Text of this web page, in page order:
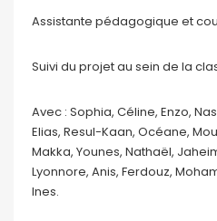
Assistante pédagogique et
Suivi du projet au sein de la
Avec : Sophia, Céline, Enzo,
Elias, Resul-Kaan, Océane,
Makka, Younes, Nathaël,
Lyonnore, Anis, Ferdouz,
Ines.